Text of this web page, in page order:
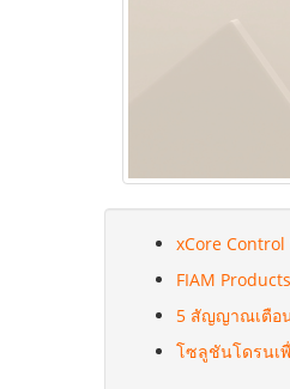
xCore Control
FIAM Products
5 สัญญาณเตือ
โซลูชันโดรนเ